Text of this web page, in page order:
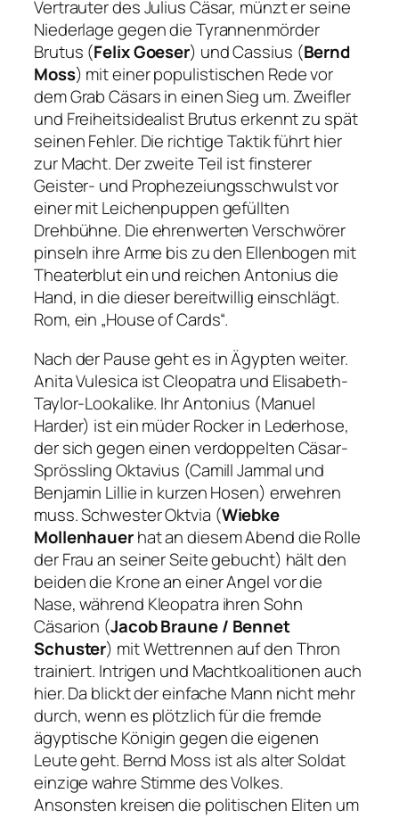
Vertrauter des Julius Cäsar, münzt er seine
Niederlage gegen die Tyrannenmörder
Brutus (Felix Goeser) und Cassius (Bernd
Moss) mit einer populistischen Rede vor
dem Grab Cäsars in einen Sieg um. Zweifler
und Freiheitsidealist Brutus erkennt zu spät
seinen Fehler. Die richtige Taktik führt hier
zur Macht. Der zweite Teil ist finsterer
Geister- und Prophezeiungsschwulst vor
einer mit Leichenpuppen gefüllten
Drehbühne. Die ehrenwerten Verschwörer
pinseln ihre Arme bis zu den Ellenbogen mit
Theaterblut ein und reichen Antonius die
Hand, in die dieser bereitwillig einschlägt.
Rom, ein „House of Cards“.
Nach der Pause geht es in Ägypten weiter.
Anita Vulesica ist Cleopatra und Elisabeth-
Taylor-Lookalike. Ihr Antonius (Manuel
Harder) ist ein müder Rocker in Lederhose,
der sich gegen einen verdoppelten Cäsar-
Sprössling Oktavius (Camill Jammal und
Benjamin Lillie in kurzen Hosen) erwehren
muss. Schwester Oktvia (Wiebke
Mollenhauerhat an diesem Abend die Rolle
der Frau an seiner Seite gebucht) hält den
beiden die Krone an einer Angel vor die
Nase, während Kleopatra ihren Sohn
Cäsarion (Jacob Braune / Bennet
Schuster) mit Wettrennen auf den Thron
trainiert. Intrigen und Machtkoalitionen auch
hier. Da blickt der einfache Mann nicht mehr
durch, wenn es plötzlich für die fremde
ägyptische Königin gegen die eigenen
Leute geht. Bernd Moss ist als alter Soldat
einzige wahre Stimme des Volkes.
Ansonsten kreisen die politischen Eliten um